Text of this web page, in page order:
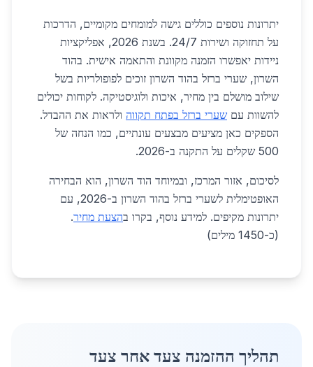
יתרונות נוספים כוללים גישה למומחים מקומיים, הדרכות
על תחזוקה ושירות 24/7. בשנת 2026, אפליקציות
ניידות יאפשרו הזמנה מקוונת והתאמה אישית. בהוד
השרון, שערי ברזל בהוד השרון זוכים לפופולריות בשל
שילוב מושלם בין מחיר, איכות ולוגיסטיקה. לקוחות יכולים
להשוות עם שערי ברזל בפתח תקווה ולראות את ההבדל.
הספקים כאן מציעים מבצעים עונתיים, כמו הנחה של
500 שקלים על התקנה ב-2026.
לסיכום, אזור המרכז, ובמיוחד הוד השרון, הוא הבחירה
האופטימלית לשערי ברזל בהוד השרון ב-2026, עם
יתרונות מקיפים. למידע נוסף, בקרו בהצעת מחיר.
(כ-1450 מילים)
תהליך ההזמנה צעד אחר צעד